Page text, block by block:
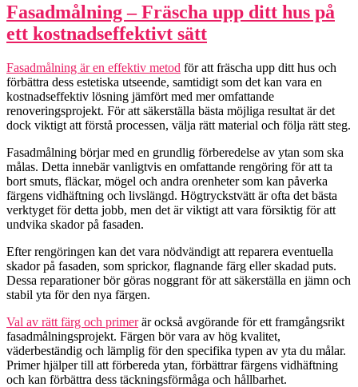
Fasadmålning – Fräscha upp ditt hus på
ett kostnadseffektivt sätt
Fasadmålning är en effektiv metod för att fräscha upp ditt hus och
förbättra dess estetiska utseende, samtidigt som det kan vara en
kostnadseffektiv lösning jämfört med mer omfattande
renoveringsprojekt. För att säkerställa bästa möjliga resultat är det
dock viktigt att förstå processen, välja rätt material och följa rätt steg.
Fasadmålning börjar med en grundlig förberedelse av ytan som ska
målas. Detta innebär vanligtvis en omfattande rengöring för att ta
bort smuts, fläckar, mögel och andra orenheter som kan påverka
färgens vidhäftning och livslängd. Högtryckstvätt är ofta det bästa
verktyget för detta jobb, men det är viktigt att vara försiktig för att
undvika skador på fasaden.
Efter rengöringen kan det vara nödvändigt att reparera eventuella
skador på fasaden, som sprickor, flagnande färg eller skadad puts.
Dessa reparationer bör göras noggrant för att säkerställa en jämn och
stabil yta för den nya färgen.
Val av rätt färg och primerär också avgörande för ett framgångsrikt
fasadmålningsprojekt. Färgen bör vara av hög kvalitet,
väderbeständig och lämplig för den specifika typen av yta du målar.
Primer hjälper till att förbereda ytan, förbättrar färgens vidhäftning
och kan förbättra dess täckningsförmåga och hållbarhet.